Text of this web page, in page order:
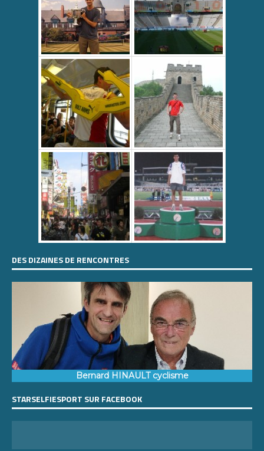
DES DIZAINES DE RENCONTRES
Bernard HINAULT cyclisme
STARSELFIESPORT SUR FACEBOOK